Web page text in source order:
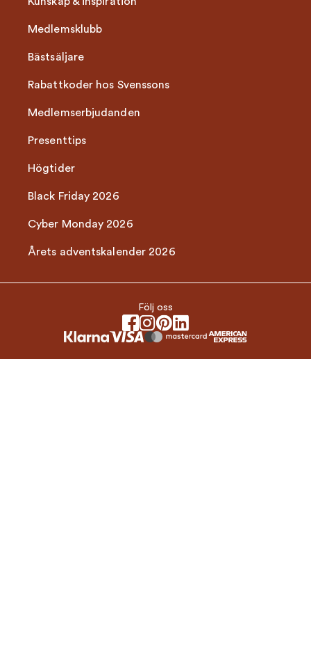
Medlemsklubb
Bästsäljare
Rabattkoder hos Svenssons
Medlemserbjudanden
Presenttips
Högtider
Black Friday 2026
Cyber Monday 2026
Årets adventskalender 2026
Följ oss